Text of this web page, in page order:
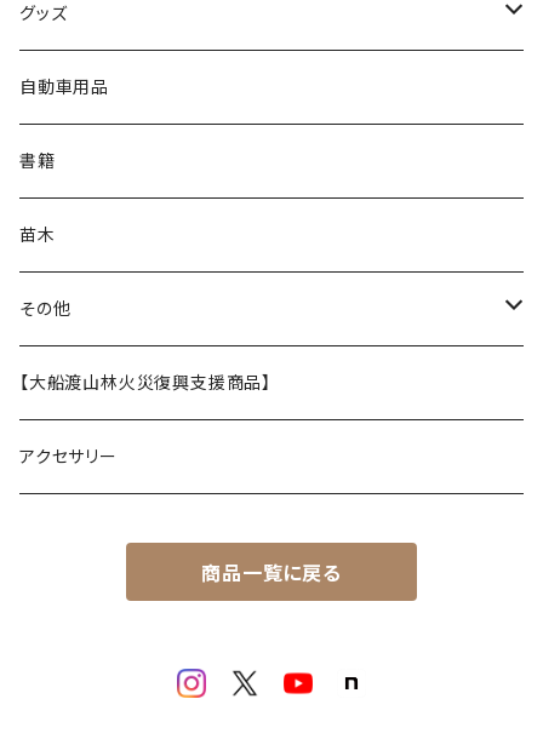
朱漆
白漆
グッズ
マスク
バッジ
バッグ
ステンレスボトル
自動車用品
書籍
苗木
その他
うるし茶
【大船渡山林火災復興支援商品】
アクセサリー
商品一覧に戻る